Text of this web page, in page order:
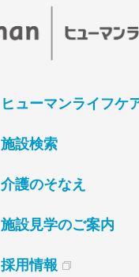
ヒューマンライフケ
施設検索
介護のそなえ
施設見学のご案内
採用情報